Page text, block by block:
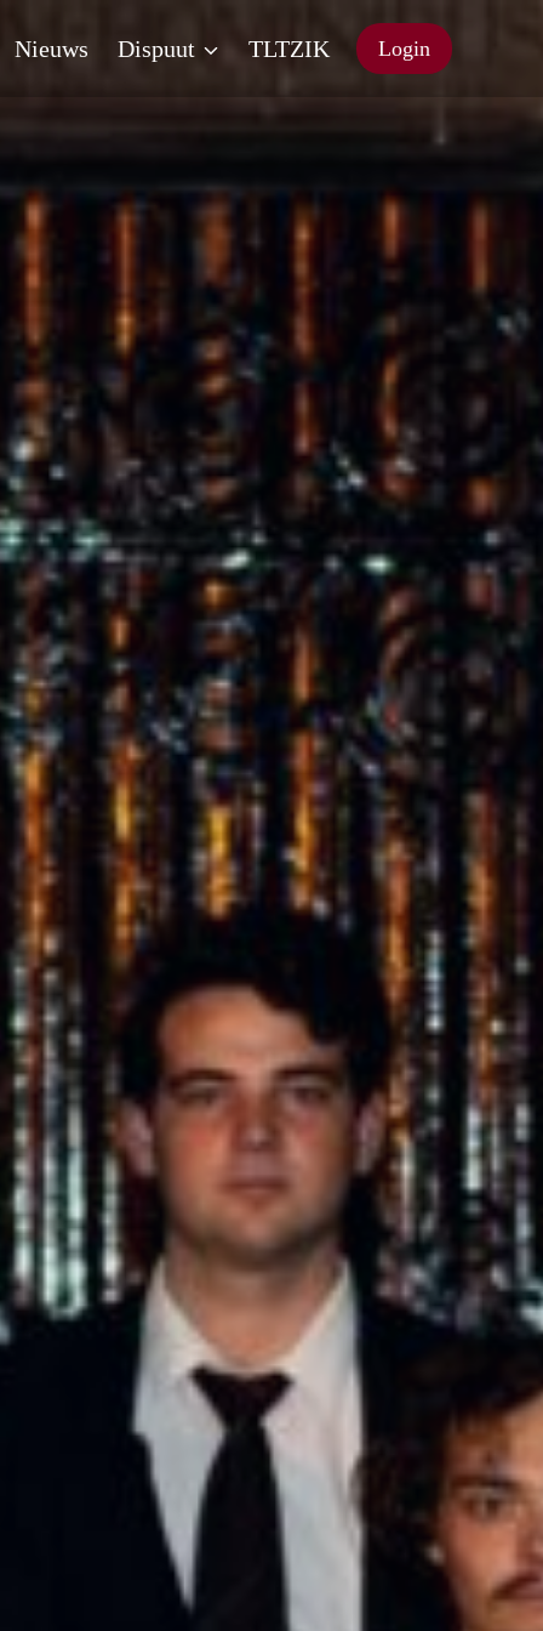
Nieuws Dispuut TLTZIK Login